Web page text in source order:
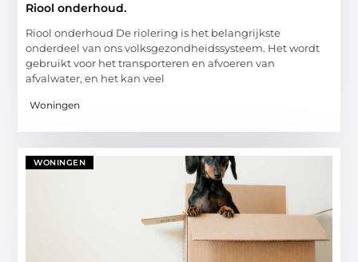
Riool onderhoud.
Riool onderhoud De riolering is het belangrijkste
onderdeel van ons volksgezondheidssysteem. Het wordt
gebruikt voor het transporteren en afvoeren van
afvalwater, en het kan veel
Woningen
WONINGEN